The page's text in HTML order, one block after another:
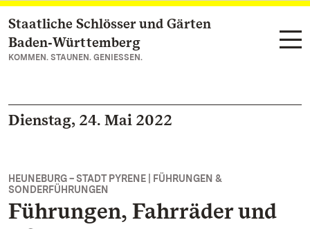
Zum Hauptinhalt springen
Staatliche Schlösser und Gärten
Baden‑Württemberg
KOMMEN. STAUNEN. GENIESSEN.
Dienstag, 24. Mai 2022
HEUNEBURG – STADT PYRENE | FÜHRUNGEN &
SONDERFÜHRUNGEN
Führungen, Fahrräder und